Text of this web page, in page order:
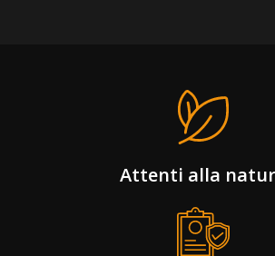
Attenti alla